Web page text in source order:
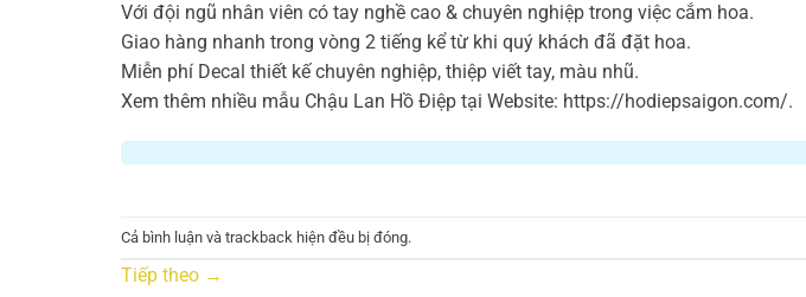
Với đội ngũ nhân viên có tay nghề cao & chuyên nghiệp trong việc cắm hoa.
Giao hàng nhanh trong vòng 2 tiếng kể từ khi quý khách đã đặt hoa.
Miễn phí Decal thiết kế chuyên nghiệp, thiệp viết tay, màu nhũ.
Xem thêm nhiều mẫu Chậu Lan Hồ Điệp tại Website: https://hodiepsaigon.com/.
Cả bình luận và trackback hiện đều bị đóng.
Tiếp theo →